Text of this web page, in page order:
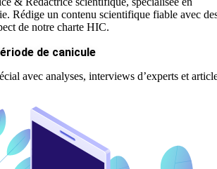
Rédige un contenu scientifique fiable avec
de notre charte HIC.
de canicule
avec analyses, interviews d’experts et